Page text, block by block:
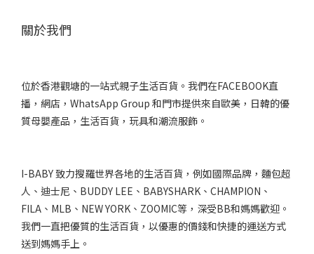
關於我們
位於香港觀塘的一站式親子生活百貨。我們在FACEBOOK直
播，網店，WhatsApp Group 和門市提供來自歐美，日韓的優
質母嬰產品，生活百貨，玩具和潮流服飾。
I-BABY 致力搜羅世界各地的生活百貨，例如國際品牌，麵包超
人、迪士尼、BUDDY LEE、BABYSHARK、CHAMPION、
FILA、MLB、NEW YORK、ZOOMIC等，深受BB和媽媽歡迎。
我們一直把優質的生活百貨，以優惠的價錢和快捷的運送方式
送到媽媽手上。